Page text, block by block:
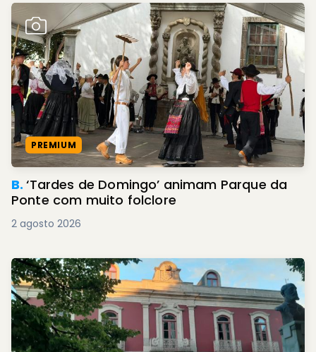
PREMIUM
B.‘Tardes de Domingo’ animam Parque da
Ponte com muito folclore
2 agosto 2026